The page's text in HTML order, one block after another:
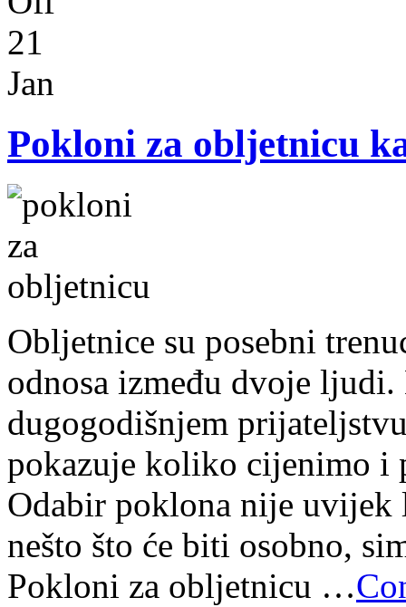
21
Jan
Pokloni za obljetnicu
Obljetnice su posebni
odnosa između dvoje
dugogodišnjem
pokazuje koliko cijenimo i
Odabir poklona nije uvijek
nešto što će biti osobno,
Pokloni za obljetnicu …